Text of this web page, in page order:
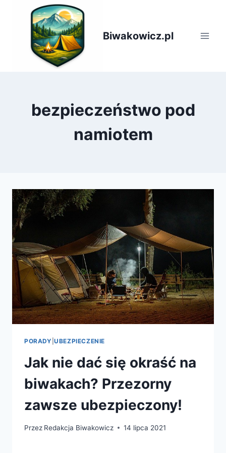
Biwakowicz.pl
bezpieczeństwo pod
namiotem
PORADY |UBEZPIECZENIE
Jak nie dać się okraść na
biwakach? Przezorny
zawsze ubezpieczony!
Przez Redakcja Biwakowicz 14 lipca 2021